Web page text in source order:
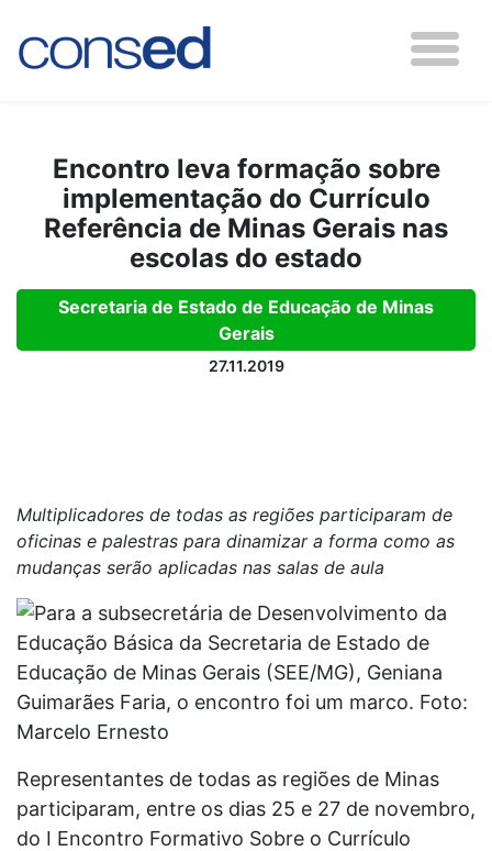
Encontro leva formação sobre
implementação do Currículo
Referência de Minas Gerais nas
escolas do estado
Secretaria de Estado de Educação de Minas
Gerais
27.11.2019
Multiplicadores de todas as regiões participaram de
oficinas e palestras para dinamizar a forma como as
mudanças serão aplicadas nas salas de aula
Representantes de todas as regiões de Minas
participaram, entre os dias 25 e 27 de novembro,
do I Encontro Formativo Sobre o Currículo